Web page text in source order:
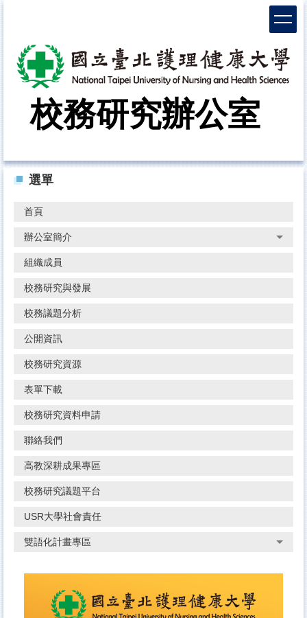
校務研究辦公室
選單
首頁
辦公室簡介
組織成員
校務研究與發展
校務議題分析
公開資訊
校務研究資源
表單下載
校務研究資料申請
聯絡我們
高教深耕成果專區
校務研究議題平台
USR大學社會責任
雙語化計畫專區